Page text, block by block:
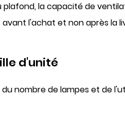
la capacité de
l'achat et non après la
d'unité
nombre de lampes et de